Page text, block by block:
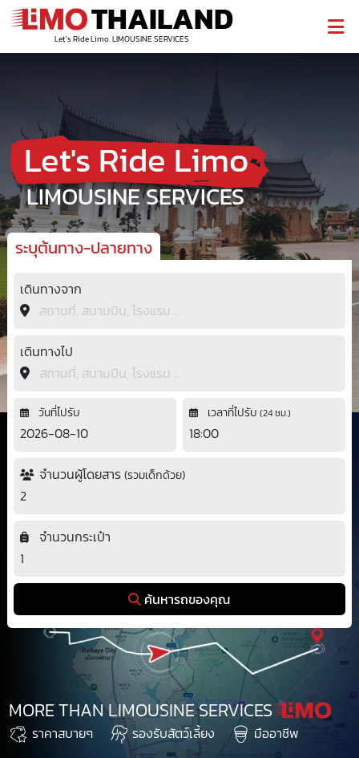
THAILAND
Let's Ride Limo. LIMOUSINE SERVICES
Let's Ride Limo
LIMOUSINE SERVICES
ระบุต้นทาง-ปลายทาง
เดินทางจาก
เดินทางไป
วันที่ไปรับ เวลาที่ไปรับ (24 ชม.)
จำนวนผู้โดยสาร(รวมเด็กด้วย)
จำนวนกระเป๋า
ค้นหารถของคุณ
MORE THANLIMOUSINE SERVICES
ราคาสบายๆ รองรับสัตว์เลี้ยง มืออาชีพ